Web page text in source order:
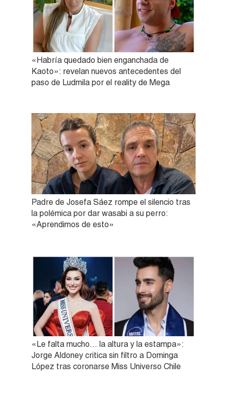
«Habría quedado bien enganchada de
Kaoto»: revelan nuevos antecedentes del
paso de Ludmila por el reality de Mega
Padre de Josefa Sáez rompe el silencio tras
la polémica por dar wasabi a su perro:
«Aprendimos de esto»
«Le falta mucho… la altura y la estampa»:
Jorge Aldoney critica sin filtro a Dominga
López tras coronarse Miss Universo Chile